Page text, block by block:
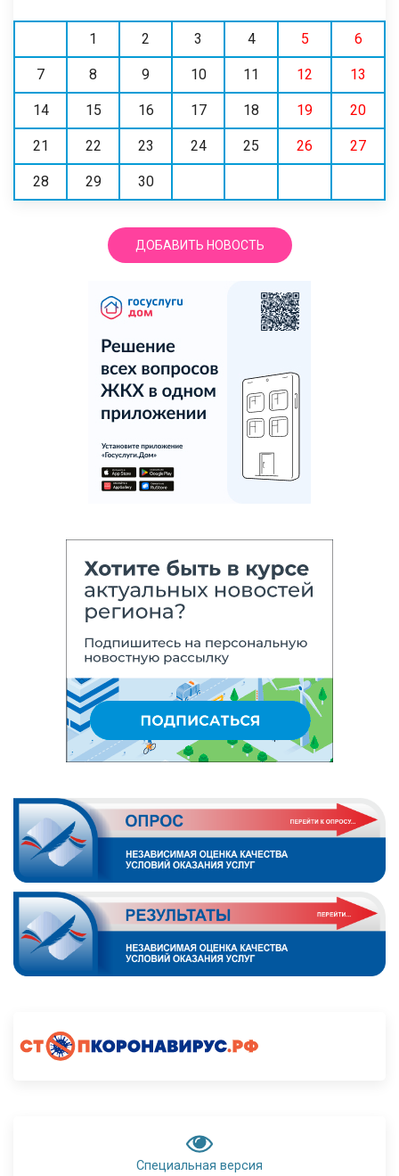
1 2 3 4 5 6
7 8 9 10 11 12 13
14 15 16 17 18 19 20
21 22 23 24 25 26 27
28 29 30
ДОБАВИТЬ НОВОСТЬ
Специальная версия